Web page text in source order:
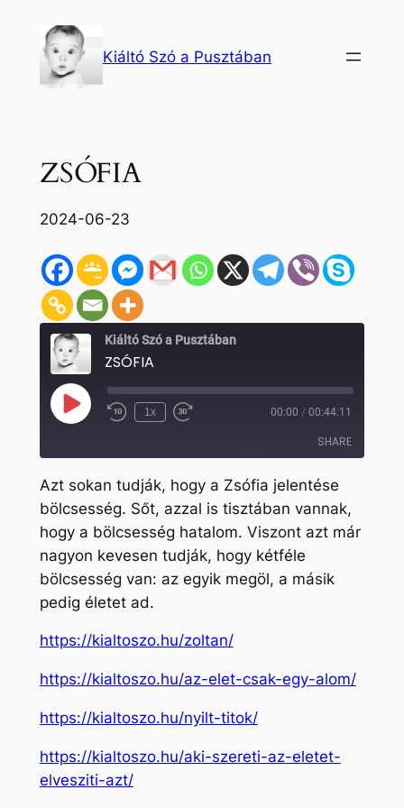
tartalomhoz
Kiáltó Szó a Pusztában
ZSÓFIA
2024-06-23
Kiáltó Szó a Pusztában
ZSÓFIA
Play
Episode Rewind
1x
Fast
seconds
00:00 / 00:44:11
SHARE
SHARE
LINK
EMBED
Azt sokan tudják, hogy a Zsófia jelentése
bölcsesség. Sőt, azzal is tisztában vannak,
hogy a bölcsesség hatalom. Viszont azt már
nagyon kevesen tudják, hogy kétféle
bölcsesség van: az egyik megöl, a másik
pedig életet ad.
https://kialtoszo.hu/zoltan/
https://kialtoszo.hu/az-elet-csak-egy-alom/
https://kialtoszo.hu/nyilt-titok/
https://kialtoszo.hu/aki-szereti-az-eletet-
elvesziti-azt/